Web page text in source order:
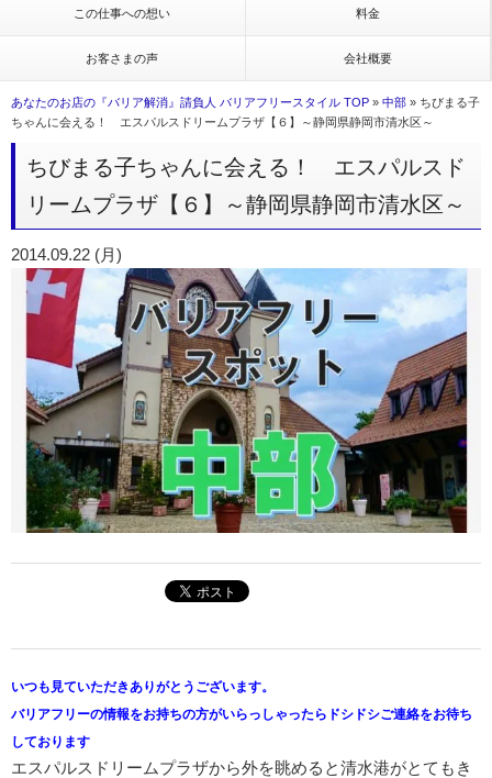
この仕事への想い 料金
お客さまの声 会社概要
あなたのお店の『バリア解消』請負人 バリアフリースタイル TOP » 中部 » ちびまる子
ちゃんに会える！ エスパルスドリームプラザ【６】～静岡県静岡市清水区～
ちびまる子ちゃんに会える！ エスパルスド
リームプラザ【６】～静岡県静岡市清水区～
2014.09.22 (月)
いつも見ていただきありがとうございます。
バリアフリーの情報をお持ちの方がいらっしゃったらドシドシご連絡をお待ち
しております
エスパルスドリームプラザから外を眺めると清水港がとてもき